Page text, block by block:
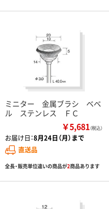
ミニター 金属ブラシ ベベ
ル ステンレス ＦＣ
￥5,681（税込）
お届け日：8月24日（月）まで
直送品
全長・販売単位違いの商品が2商品あります